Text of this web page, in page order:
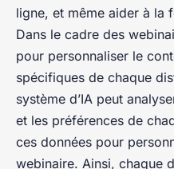
ligne, et même aider à la
Dans le cadre des
pour personnaliser le
spécifiques de chaque
système d’IA peut
et les préférences de
ces données pour
webinaire. Ainsi, chaque